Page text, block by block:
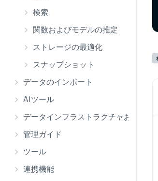
検索
関数およびモデルの推定
ストレージの最適化
スナップショット
データのインポート
AIツール
データインフラストラクチャおよび統合
管理ガイド
ツール
連携機能